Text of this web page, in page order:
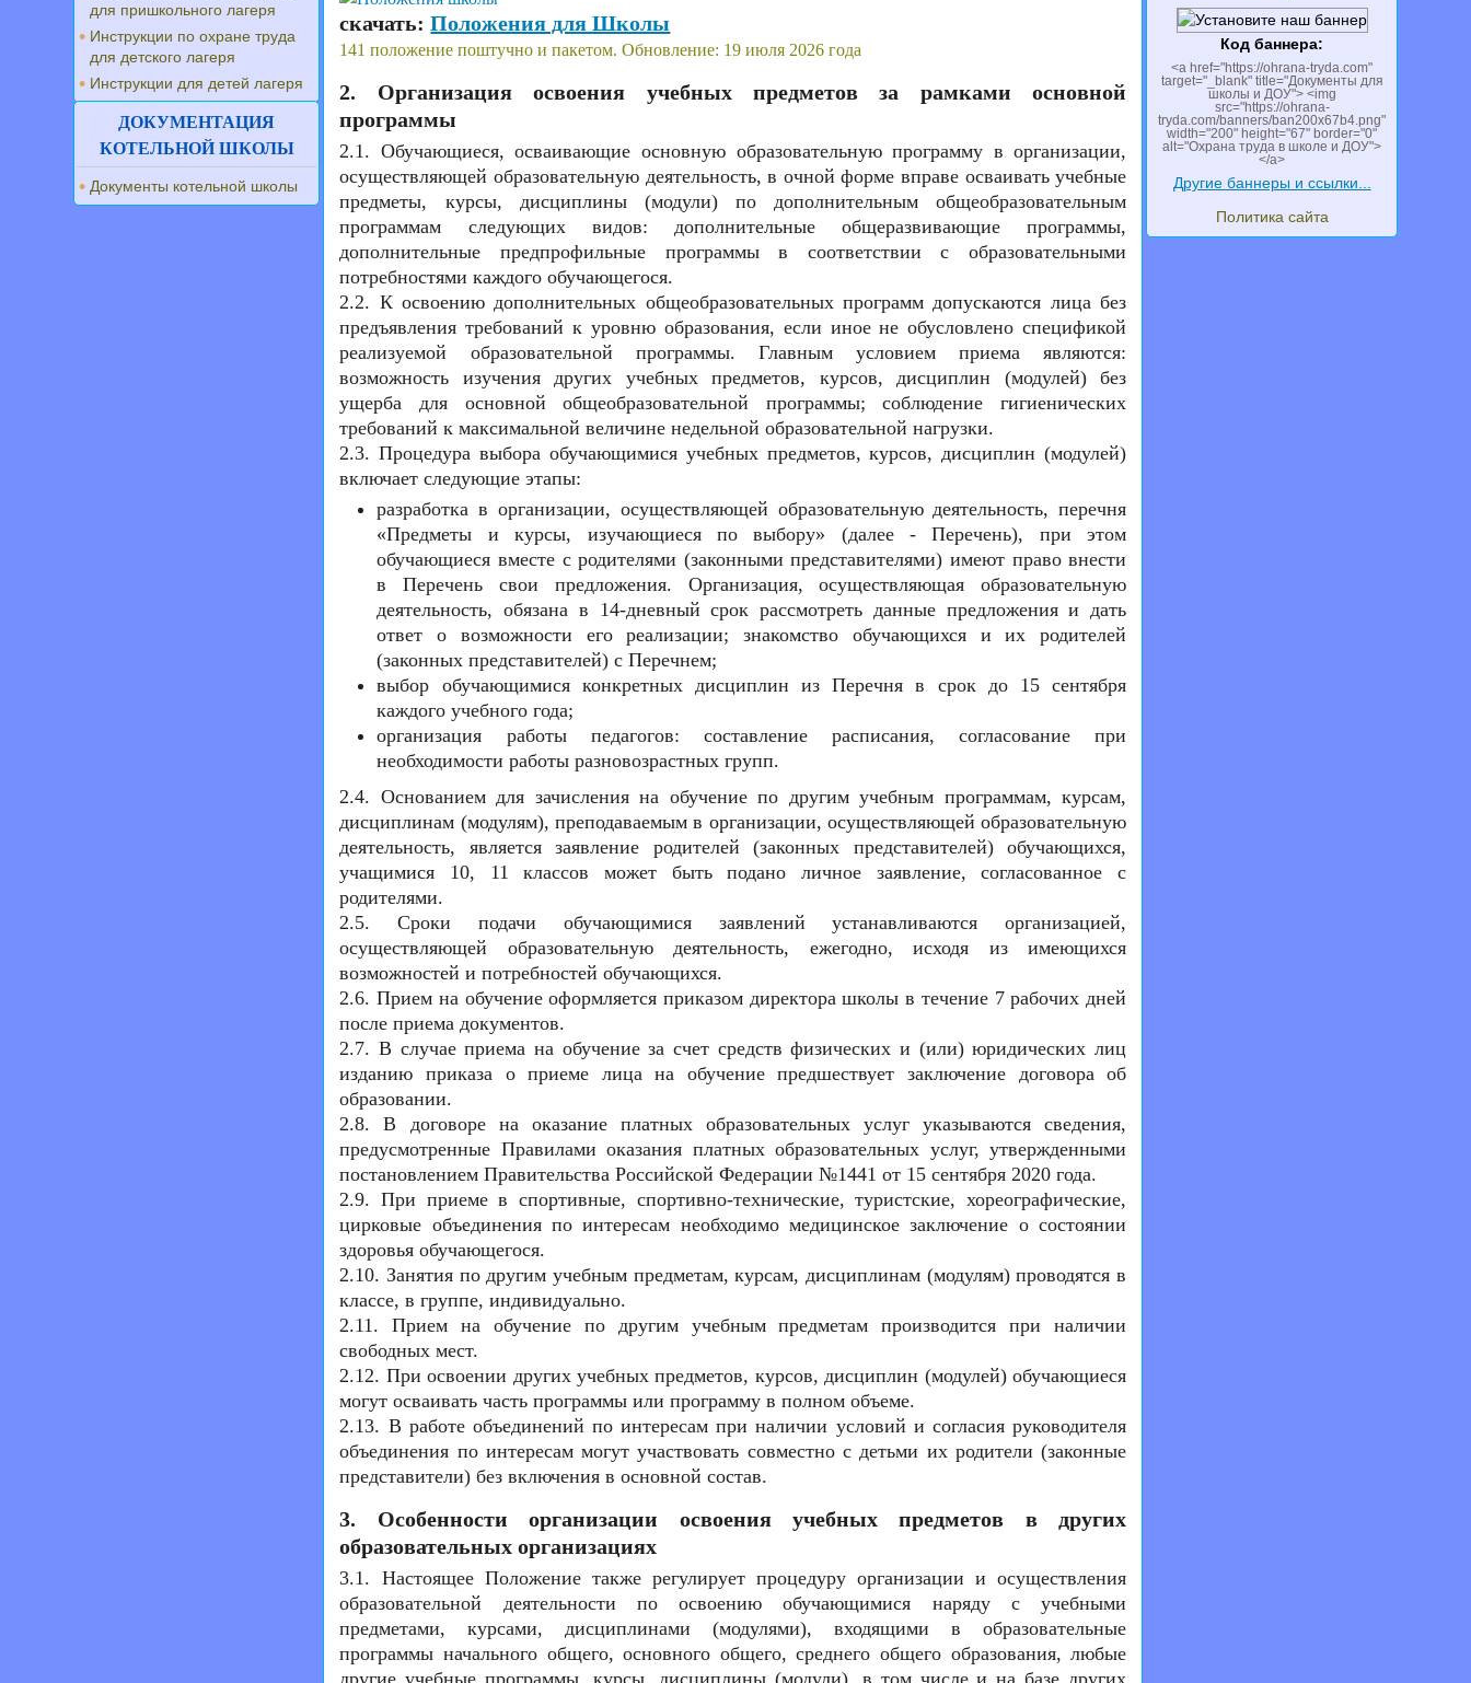
скачать:Положения для Школы
141 положение поштучно и пакетом. Обновление: 19 июля 2026 года
2. Организация освоения учебных предметов за рамками основной
программы
2.1. Обучающиеся, осваивающие основную образовательную программу в организации,
осуществляющей образовательную деятельность, в очной форме вправе осваивать учебные
предметы, курсы, дисциплины (модули) по дополнительным общеобразовательным
программам следующих видов: дополнительные общеразвивающие программы,
дополнительные предпрофильные программы в соответствии с образовательными
потребностями каждого обучающегося.
2.2. К освоению дополнительных общеобразовательных программ допускаются лица без
предъявления требований к уровню образования, если иное не обусловлено спецификой
реализуемой образовательной программы. Главным условием приема являются:
возможность изучения других учебных предметов, курсов, дисциплин (модулей) без
ущерба для основной общеобразовательной программы; соблюдение гигиенических
требований к максимальной величине недельной образовательной нагрузки.
2.3. Процедура выбора обучающимися учебных предметов, курсов, дисциплин (модулей)
включает следующие этапы:
разработка в организации, осуществляющей образовательную деятельность, перечня
«Предметы и курсы, изучающиеся по выбору» (далее - Перечень), при этом
обучающиеся вместе с родителями (законными представителями) имеют право внести
в Перечень свои предложения. Организация, осуществляющая образовательную
деятельность, обязана в 14-дневный срок рассмотреть данные предложения и дать
ответ о возможности его реализации; знакомство обучающихся и их родителей
(законных представителей) с Перечнем;
выбор обучающимися конкретных дисциплин из Перечня в срок до 15 сентября
каждого учебного года;
организация работы педагогов: составление расписания, согласование при
необходимости работы разновозрастных групп.
2.4. Основанием для зачисления на обучение по другим учебным программам, курсам,
дисциплинам (модулям), преподаваемым в организации, осуществляющей образовательную
деятельность, является заявление родителей (законных представителей) обучающихся,
учащимися 10, 11 классов может быть подано личное заявление, согласованное с
родителями.
2.5. Сроки подачи обучающимися заявлений устанавливаются организацией,
осуществляющей образовательную деятельность, ежегодно, исходя из имеющихся
возможностей и потребностей обучающихся.
2.6. Прием на обучение оформляется приказом директора школы в течение 7 рабочих дней
после приема документов.
2.7. В случае приема на обучение за счет средств физических и (или) юридических лиц
изданию приказа о приеме лица на обучение предшествует заключение договора об
образовании.
2.8. В договоре на оказание платных образовательных услуг указываются сведения,
предусмотренные Правилами оказания платных образовательных услуг, утвержденными
постановлением Правительства Российской Федерации №1441 от 15 сентября 2020 года.
2.9. При приеме в спортивные, спортивно-технические, туристские, хореографические,
цирковые объединения по интересам необходимо медицинское заключение о состоянии
здоровья обучающегося.
2.10. Занятия по другим учебным предметам, курсам, дисциплинам (модулям) проводятся в
классе, в группе, индивидуально.
2.11. Прием на обучение по другим учебным предметам производится при наличии
свободных мест.
2.12. При освоении других учебных предметов, курсов, дисциплин (модулей) обучающиеся
могут осваивать часть программы или программу в полном объеме.
2.13. В работе объединений по интересам при наличии условий и согласия руководителя
объединения по интересам могут участвовать совместно с детьми их родители (законные
представители) без включения в основной состав.
3. Особенности организации освоения учебных предметов в других
образовательных организациях
3.1. Настоящее Положение также регулирует процедуру организации и осуществления
образовательной деятельности по освоению обучающимися наряду с учебными
предметами, курсами, дисциплинами (модулями), входящими в образовательные
программы начального общего, основного общего, среднего общего образования, любые
другие учебные программы, курсы, дисциплины (модули), в том числе и на базе других
для пришкольного лагеря
Инструкции по охране труда
для детского лагеря
Инструкции для детей лагеря
ДОКУМЕНТАЦИЯ
КОТЕЛЬНОЙ ШКОЛЫ
Документы котельной школы
Код баннера:
<a href="https://ohrana-tryda.com"
target="_blank" title="Документы для
школы и ДОУ"> <img
src="https://ohrana-
tryda.com/banners/ban200x67b4.png"
width="200" height="67" border="0"
alt="Охрана труда в школе и ДОУ">
</a>
Другие баннеры и ссылки...
Политика сайта